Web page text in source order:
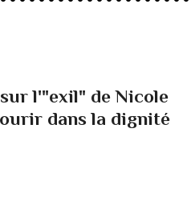
l'"exil" de Nicole
dans la dignité